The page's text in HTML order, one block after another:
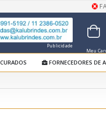
Publicidade
Meu
de
FORNECEDORES DE